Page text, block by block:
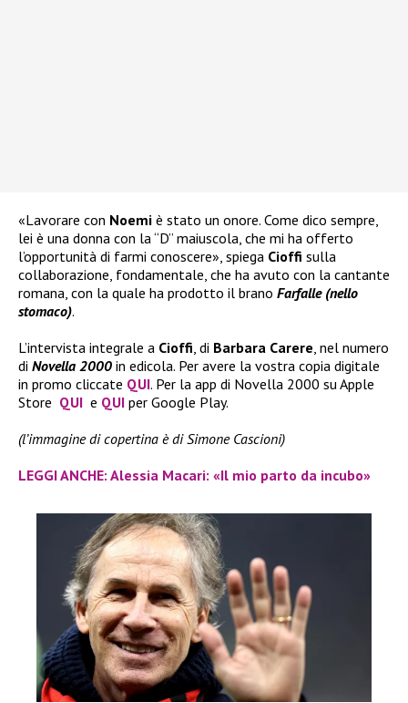
«Lavorare con Noemi è stato un onore. Come dico sempre,
lei è una donna con la “D” maiuscola, che mi ha offerto
l’opportunità di farmi conoscere», spiega Cioffi sulla
collaborazione, fondamentale, che ha avuto con la cantante
romana, con la quale ha prodotto il brano Farfalle (nello
stomaco).
L’intervista integrale a Cioffi, di Barbara Carere, nel numero
di Novella 2000 in edicola. Per avere la vostra copia digitale
in promo cliccate QUI. Per la app di Novella 2000 su Apple
Store QUI e QUI per Google Play.
(l’immagine di copertina è di Simone Cascioni)
LEGGI ANCHE: Alessia Macari: «Il mio parto da incubo»